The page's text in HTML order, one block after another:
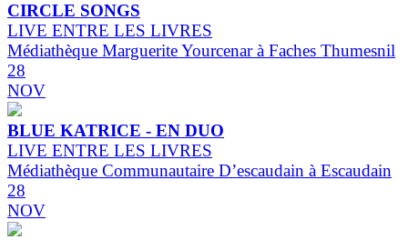
CIRCLE SONGS
LIVE ENTRE LES LIVRES
Médiathèque Marguerite Yourcenar à Faches Thumesnil
28
NOV
BLUE KATRICE - EN DUO
LIVE ENTRE LES LIVRES
Médiathèque Communautaire D’escaudain à Escaudain
28
NOV